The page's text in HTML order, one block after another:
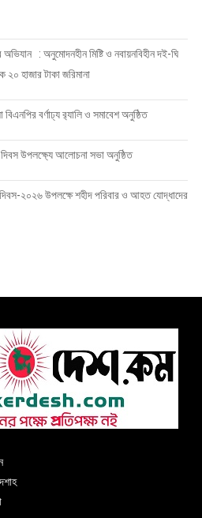
: অনুমোদনহীন মিষ্টি ও নবায়নবিহীন দই-ঘি
২০ হাজার টাকা জরিমানা
বর্ণাঢ্য র‍্যালি ও সমাবেশ অনুষ্ঠিত
উপলক্ষ্যে আলোচনা সভা অনুষ্ঠিত
২০২৬ উপলক্ষে শহীদ পরিবার ও আহত যোদ্ধাদের